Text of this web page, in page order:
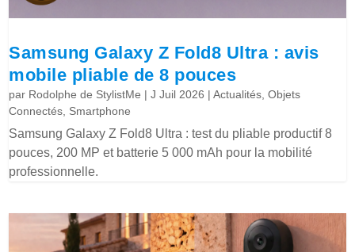
Samsung Galaxy Z Fold8 Ultra : avis
mobile pliable de 8 pouces
par Rodolphe de StylistMe |J Juil 2026 |Actualités ,Objets
Connectés Smartphone
Samsung Galaxy Z Fold8 Ultra : test du pliable productif 8
pouces, 200 MP et batterie 5 000 mAh pour la mobilité
professionnelle.